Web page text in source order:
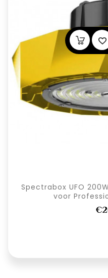
Spectrabox UFO
voor